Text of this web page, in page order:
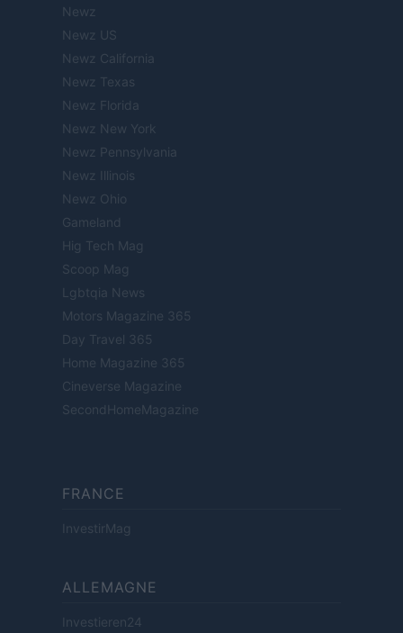
Newz
Newz US
Newz California
Newz Texas
Newz Florida
Newz New York
Newz Pennsylvania
Newz Illinois
Newz Ohio
Gameland
Hig Tech Mag
Scoop Mag
Lgbtqia News
Motors Magazine 365
Day Travel 365
Home Magazine 365
Cineverse Magazine
SecondHomeMagazine
FRANCE
InvestirMag
ALLEMAGNE
Investieren24